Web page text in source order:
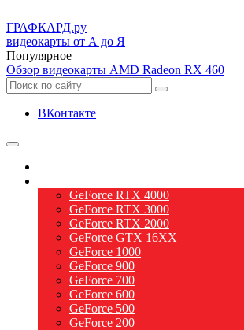
ГРАФКАРД.ру
видеокарты от А до Я
Популярное
Обзор видеокарты AMD Radeon RX 460
ВКонтакте
GeForce RTX 4000
GeForce RTX 3000
GeForce RTX 2000
GeForce GTX 16XX
GeForce 1000
GeForce 900
GeForce 700
GeForce 600
GeForce 500
GeForce 200